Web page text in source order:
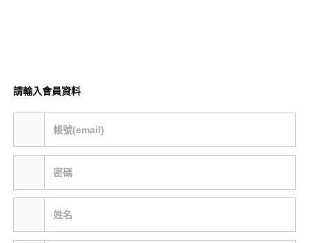
請輸入會員資料
帳號(email)
密碼
姓名